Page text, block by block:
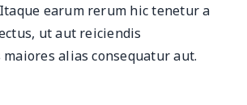
earum rerum hic tenetur a
ut aut reiciendis
alias consequatur aut.